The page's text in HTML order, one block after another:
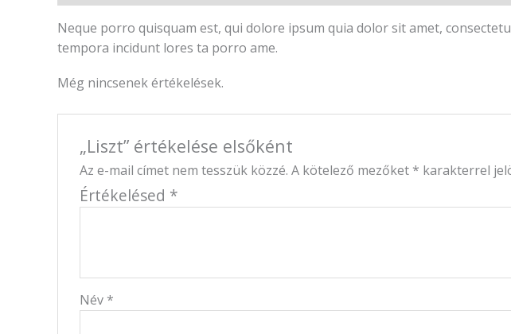
Neque porro quisquam est, qui dolore ipsum quia dolor sit amet,
tempora incidunt lores ta porro ame.
Még nincsenek értékelések.
„Liszt” értékelése elsőként
Az e-mail címet nem tesszük közzé. A kötelező mezőket * karakterrel
Értékelésed *
Név *